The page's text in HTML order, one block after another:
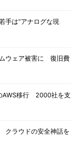
手は“アナログな現
ウェア被害に 復旧費
AWS移行 2000社を支
クラウドの安全神話を